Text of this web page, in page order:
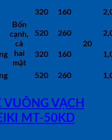
Bốn
cạnh,
cả
hai
mặt
320 160
20
520 260
320 160
520 260
VUÔNG VẠCH
MT-50KD